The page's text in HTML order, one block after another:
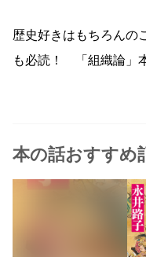
歴史好きはもちろんの
も必読！ 「組織論」
本の話おすすめ